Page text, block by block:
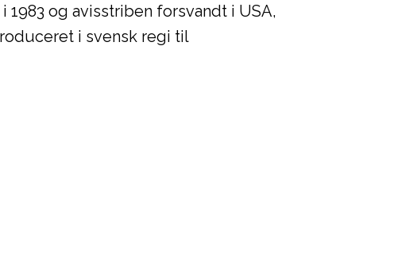
1983 og avisstriben forsvandt i USA,
i svensk regi til